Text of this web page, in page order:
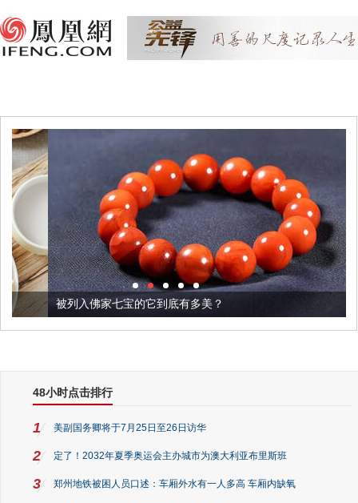
被列入佛家七宝的它到底有多美？
48小时点击排行
1 美副国务卿将于7月25日至26日访华
2 定了！2032年夏季奥运会主办城市为澳大利亚布里斯班
3 郑州地铁被困人员口述：车厢外水有一人多高 车厢内缺氧